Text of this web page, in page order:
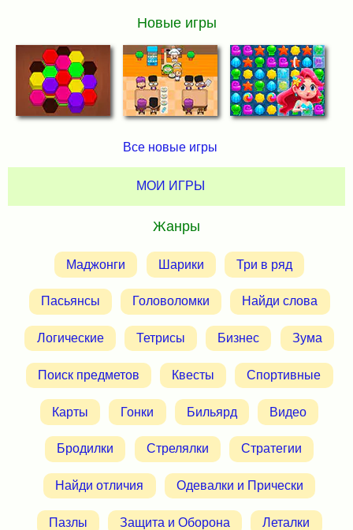
Новые игры
Все новые игры
МОИ ИГРЫ
Жанры
Маджонги Шарики Три в ряд
Пасьянсы Головоломки Найди слова
Логические Тетрисы Бизнес Зума
Поиск предметов Квесты Спортивные
Карты Гонки Бильярд Видео
Бродилки Стрелялки Стратегии
Найди отличия Одевалки и Прически
Пазлы Защита и Оборона Леталки